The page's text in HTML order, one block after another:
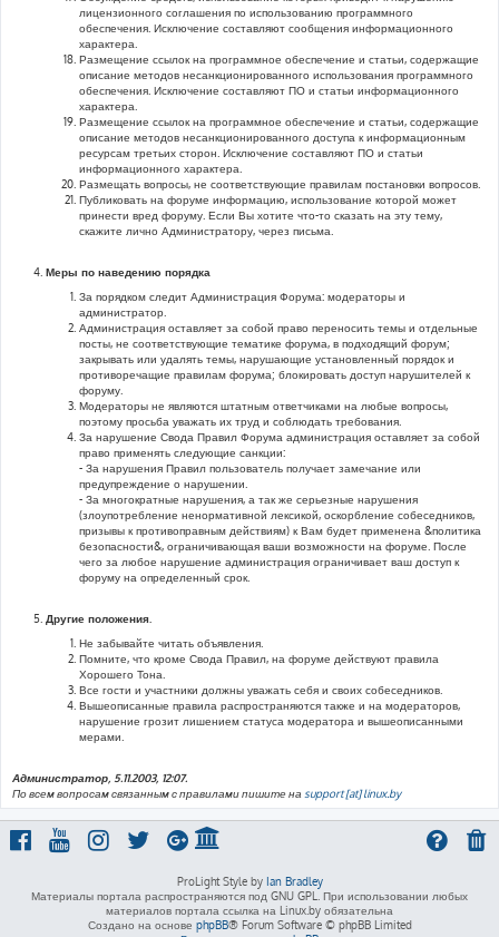
лицензионного соглашения по использованию программного
обеспечения. Исключение составляют сообщения информационного
характера.
Размещение ссылок на программное обеспечение и статьи, содержащие
описание методов несанкционированного использования программного
обеспечения. Исключение составляют ПО и статьи информационного
характера.
Размещение ссылок на программное обеспечение и статьи, содержащие
описание методов несанкционированного доступа к информационным
ресурсам третьих сторон. Исключение составляют ПО и статьи
информационного характера.
Размещать вопросы, не соответствующие правилам постановки вопросов.
Публиковать на форуме информацию, использование которой может
принести вред форуму. Если Вы хотите что-то сказать на эту тему,
скажите лично Администратору, через письма.
Меры по наведению порядка
За порядком следит Администрация Форума: модераторы и
администратор.
Администрация оставляет за собой право переносить темы и отдельные
посты, не соответствующие тематике форума, в подходящий форум;
закрывать или удалять темы, нарушающие установленный порядок и
противоречащие правилам форума; блокировать доступ нарушителей к
форуму.
Модераторы не являются штатным ответчиками на любые вопросы,
поэтому просьба уважать их труд и соблюдать требования.
За нарушение Свода Правил Форума администрация оставляет за собой
право применять следующие санкции:
- За нарушения Правил пользователь получает замечание или
предупреждение о нарушении.
- За многократные нарушения, а так же серьезные нарушения
(злоупотребление ненормативной лексикой, оскорбление собеседников,
призывы к противоправным действиям) к Вам будет применена &политика
безопасности&, ограничивающая ваши возможности на форуме. После
чего за любое нарушение администрация ограничивает ваш доступ к
форуму на определенный срок.
Другие положения.
Не забывайте читать объявления.
Помните, что кроме Свода Правил, на форуме действуют правила
Хорошего Тона.
Все гости и участники должны уважать себя и своих собеседников.
Вышеописанные правила распространяются также и на модераторов,
нарушение грозит лишением статуса модератора и вышеописанными
мерами.
Администратор, 5.11.2003, 12:07.
По всем вопросам связанным с правилами пишите на support [at] linux.by
ProLight Style by Ian Bradley
Материалы портала распространяются под GNU GPL. При использовании любых
материалов портала ссылка на Linux.by обязательна
Создано на основе phpBB® Forum Software © phpBB Limited